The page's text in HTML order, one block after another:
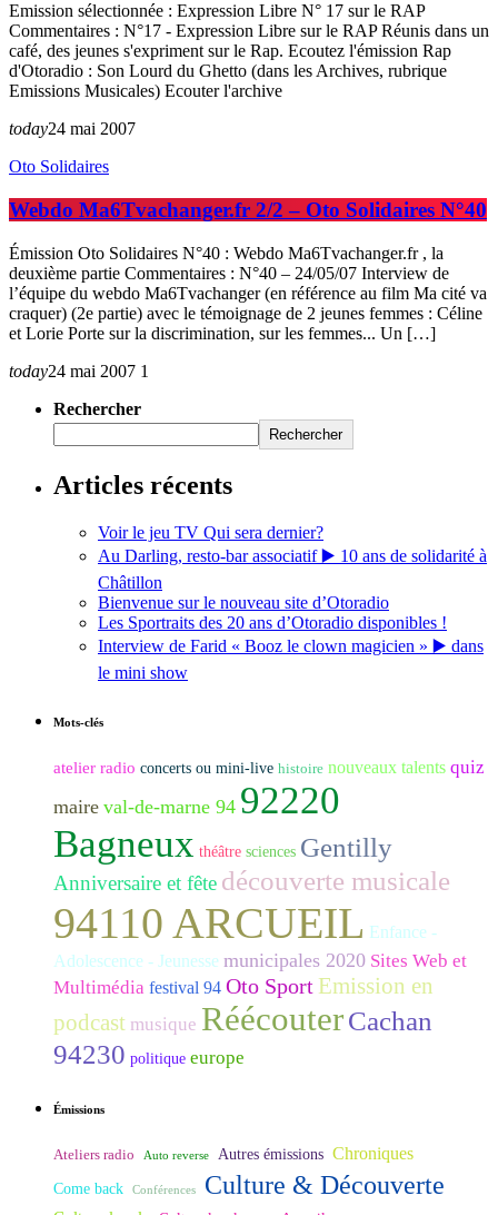
Emission sélectionnée : Expression Libre N° 17 sur le RAP
Commentaires : N°17 - Expression Libre sur le RAP Réunis dans un
café, des jeunes s'expriment sur le Rap. Ecoutez l'émission Rap
d'Otoradio : Son Lourd du Ghetto (dans les Archives, rubrique
Emissions Musicales) Ecouter l'archive
today24 mai 2007
Oto Solidaires
Webdo Ma6Tvachanger.fr 2/2 – Oto Solidaires N°40
Émission Oto Solidaires N°40 : Webdo Ma6Tvachanger.fr , la
deuxième partie Commentaires : N°40 – 24/05/07 Interview de
l’équipe du webdo Ma6Tvachanger (en référence au film Ma cité va
craquer) (2e partie) avec le témoignage de 2 jeunes femmes : Céline
et Lorie Porte sur la discrimination, sur les femmes... Un […]
today24 mai 2007 1
Rechercher
Rechercher
Articles récents
Voir le jeu TV Qui sera dernier?
Au Darling, resto-bar associatif ▶️ 10 ans de solidarité à
Châtillon
Bienvenue sur le nouveau site d’Otoradio
Les Sportraits des 20 ans d’Otoradio disponibles !
Interview de Farid « Booz le clown magicien » ▶️ dans
le mini show
Mots-clés
atelier radio concerts ou mini-live histoire nouveaux talents quiz
maire val-de-marne 94 92220
Bagneux théâtre sciences Gentilly
Anniversaire et fête découverte musicale
94110 ARCUEIL Enfance -
Adolescence - Jeunesse municipales 2020 Sites Web et
Multimédia festival 94 Oto Sport Emission en
podcast musique RéécouterCachan
94230 politique europe
Émissions
Ateliers radio Auto reverse Autres émissions Chroniques
Come back Conférences Culture & Découverte